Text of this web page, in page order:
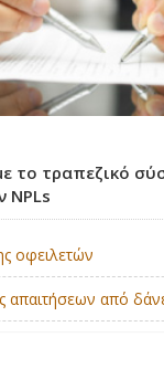
το τραπεζικό
NPLs
οφειλετών
απαιτήσεων από